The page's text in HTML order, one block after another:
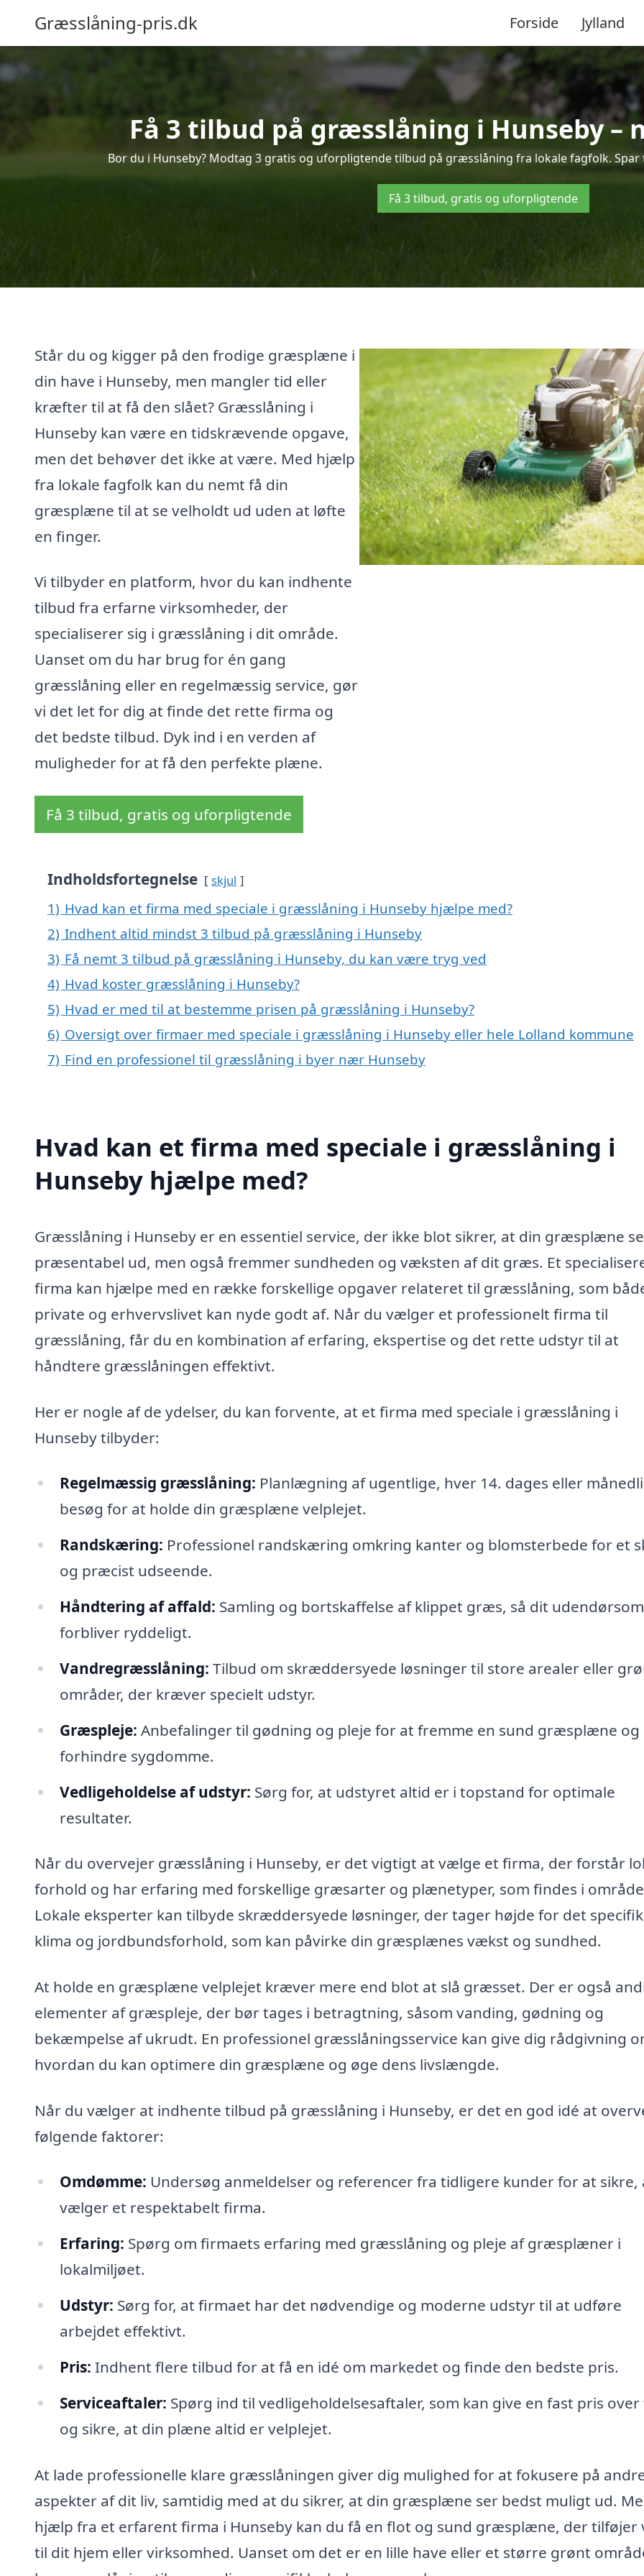
Græsslåning-pris.dk Forside Jylland
Få 3 tilbud på græsslåning i Hunseby –
Bor du i Hunseby? Modtag 3 gratis og uforpligtende tilbud på græsslåning fra lokale fagfolk.
Få 3 tilbud, gratis og uforpligtende
Står du og kigger på den frodige græsplæne i
din have i Hunseby, men mangler tid eller
kræfter til at få den slået? Græsslåning i
Hunseby kan være en tidskrævende opgave,
men det behøver det ikke at være. Med hjælp
fra lokale fagfolk kan du nemt få din
græsplæne til at se velholdt ud uden at løfte
en finger.
Vi tilbyder en platform, hvor du kan indhente
tilbud fra erfarne virksomheder, der
specialiserer sig i græsslåning i dit område.
Uanset om du har brug for én gang
græsslåning eller en regelmæssig service, gør
vi det let for dig at finde det rette firma og
det bedste tilbud. Dyk ind i en verden af
muligheder for at få den perfekte plæne.
Få 3 tilbud, gratis og uforpligtende
Indholdsfortegnelse skjul
1) Hvad kan et firma med speciale i græsslåning i Hunseby hjælpe med?
2) Indhent altid mindst 3 tilbud på græsslåning i Hunseby
3) Få nemt 3 tilbud på græsslåning i Hunseby, du kan være tryg ved
4) Hvad koster græsslåning i Hunseby?
5) Hvad er med til at bestemme prisen på græsslåning i Hunseby?
6) Oversigt over firmaer med speciale i græsslåning i Hunseby eller hele Lolland kommune
7) Find en professionel til græsslåning i byer nær Hunseby
Hvad kan et firma med speciale i græsslåning i
Hunseby hjælpe med?
Græsslåning i Hunseby er en essentiel service, der ikke blot sikrer, at din græsplæne
præsentabel ud, men også fremmer sundheden og væksten af dit græs. Et
firma kan hjælpe med en række forskellige opgaver relateret til græsslåning, som
private og erhvervslivet kan nyde godt af. Når du vælger et professionelt firma til
græsslåning, får du en kombination af erfaring, ekspertise og det rette udstyr til at
håndtere græsslåningen effektivt.
Her er nogle af de ydelser, du kan forvente, at et firma med speciale i græsslåning i
Hunseby tilbyder:
Regelmæssig græsslåning: Planlægning af ugentlige, hver 14. dages eller
besøg for at holde din græsplæne velplejet.
Randskæring: Professionel randskæring omkring kanter og blomsterbede for et
og præcist udseende.
Håndtering af affald: Samling og bortskaffelse af klippet græs, så dit
forbliver ryddeligt.
Vandregræsslåning: Tilbud om skræddersyede løsninger til store arealer eller
områder, der kræver specielt udstyr.
Græspleje: Anbefalinger til gødning og pleje for at fremme en sund græsplæne og
forhindre sygdomme.
Vedligeholdelse af udstyr: Sørg for, at udstyret altid er i topstand for optimale
resultater.
Når du overvejer græsslåning i Hunseby, er det vigtigt at vælge et firma, der forstår
forhold og har erfaring med forskellige græsarter og plænetyper, som findes i
Lokale eksperter kan tilbyde skræddersyede løsninger, der tager højde for det
klima og jordbundsforhold, som kan påvirke din græsplænes vækst og sundhed.
At holde en græsplæne velplejet kræver mere end blot at slå græsset. Der er også
elementer af græspleje, der bør tages i betragtning, såsom vanding, gødning og
bekæmpelse af ukrudt. En professionel græsslåningsservice kan give dig rådgivning
hvordan du kan optimere din græsplæne og øge dens livslængde.
Når du vælger at indhente tilbud på græsslåning i Hunseby, er det en god idé at
følgende faktorer:
Omdømme: Undersøg anmeldelser og referencer fra tidligere kunder for at sikre,
vælger et respektabelt firma.
Erfaring: Spørg om firmaets erfaring med græsslåning og pleje af græsplæner i
lokalmiljøet.
Udstyr: Sørg for, at firmaet har det nødvendige og moderne udstyr til at udføre
arbejdet effektivt.
Pris: Indhent flere tilbud for at få en idé om markedet og finde den bedste pris.
Serviceaftaler: Spørg ind til vedligeholdelsesaftaler, som kan give en fast pris over
og sikre, at din plæne altid er velplejet.
At lade professionelle klare græsslåningen giver dig mulighed for at fokusere på
aspekter af dit liv, samtidig med at du sikrer, at din græsplæne ser bedst muligt ud.
hjælp fra et erfarent firma i Hunseby kan du få en flot og sund græsplæne, der
til dit hjem eller virksomhed. Uanset om det er en lille have eller et større grønt